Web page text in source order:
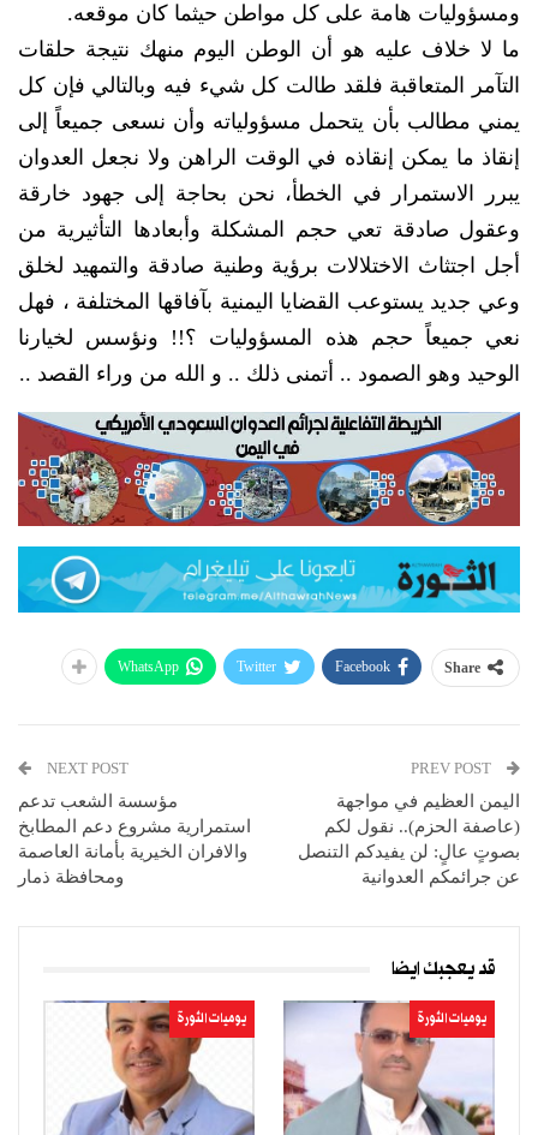
ومسؤوليات هامة على كل مواطن حيثما كان موقعه.
ما لا خلاف عليه هو أن الوطن اليوم منهك نتيجة حلقات
التآمر المتعاقبة فلقد طالت كل شيء فيه وبالتالي فإن كل
يمني مطالب بأن يتحمل مسؤولياته وأن نسعى جميعاً إلى
إنقاذ ما يمكن إنقاذه في الوقت الراهن ولا نجعل العدوان
يبرر الاستمرار في الخطأ، نحن بحاجة إلى جهود خارقة
وعقول صادقة تعي حجم المشكلة وأبعادها التأثيرية من
أجل اجتثاث الاختلالات برؤية وطنية صادقة والتمهيد لخلق
وعي جديد يستوعب القضايا اليمنية بآفاقها المختلفة ، فهل
نعي جميعاً حجم هذه المسؤوليات ؟!! ونؤسس لخيارنا
الوحيد وهو الصمود .. أتمنى ذلك .. و الله من وراء القصد ..
Share
Facebook
Twitter
WhatsApp
اليمن العظيم في مواجهة
(عاصفة الحزم).. نقول لكم
بصوتٍ عالٍ: لن يفيدكم التنصل
عن جرائمكم العدوانية
NEXT POST
مؤسسة الشعب تدعم
استمرارية مشروع دعم المطابخ
والافران الخيرية بأمانة العاصمة
ومحافظة ذمار
قد يعجبك ايضا
يوميات الثورة يوميات الثورة